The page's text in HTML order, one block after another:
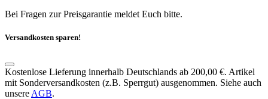
Bei Fragen zur Preisgarantie meldet Euch bitte.
Versandkosten sparen!
Kostenlose Lieferung innerhalb Deutschlands ab 200,00 €. Artikel
mit Sonderversandkosten (z.B. Sperrgut) ausgenommen. Siehe auch
unsere AGB.